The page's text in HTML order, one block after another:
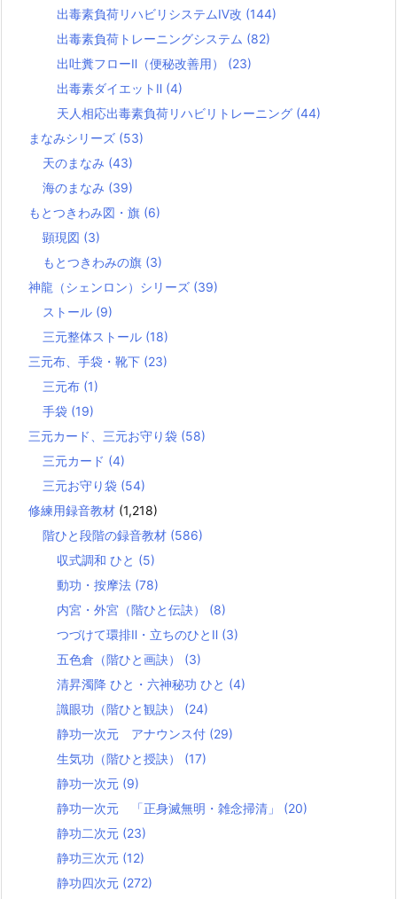
出毒素負荷リハビリシステムⅣ改 (144)
出毒素負荷トレーニングシステム (82)
出吐糞フローⅡ（便秘改善用） (23)
出毒素ダイエットⅡ (4)
天人相応出毒素負荷リハビリトレーニング (44)
まなみシリーズ (53)
天のまなみ (43)
海のまなみ (39)
もとつきわみ図・旗 (6)
顕現図 (3)
もとつきわみの旗 (3)
神龍（シェンロン）シリーズ (39)
ストール (9)
三元整体ストール (18)
三元布、手袋・靴下 (23)
三元布 (1)
手袋 (19)
三元カード、三元お守り袋 (58)
三元カード (4)
三元お守り袋 (54)
修練用録音教材 (1,218)
階ひと段階の録音教材 (586)
収式調和 ひと (5)
動功・按摩法 (78)
内宮・外宮（階ひと伝訣） (8)
つづけて環排Ⅱ・立ちのひとⅡ (3)
五色倉（階ひと画訣） (3)
清昇濁降 ひと・六神秘功 ひと (4)
識眼功（階ひと観訣） (24)
静功一次元 アナウンス付 (29)
生気功（階ひと授訣） (17)
静功一次元 (9)
静功一次元 「正身滅無明・雑念掃清」 (20)
静功二次元 (23)
静功三次元 (12)
静功四次元 (272)